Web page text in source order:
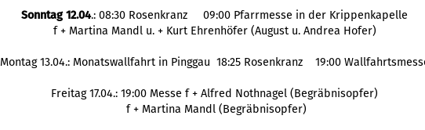
Sonntag 12.04.: 08:30 Rosenkranz 09:00 Pfarrmesse in der Krippenkapelle
f + Martina Mandl u. + Kurt Ehrenhöfer (August u. Andrea Hofer)
Montag 13.04.: Monatswallfahrt in Pinggau 18:25 Rosenkranz 19:00
Freitag 17.04.: 19:00 Messe f + Alfred Nothnagel (Begräbnisopfer)
f + Martina Mandl (Begräbnisopfer)